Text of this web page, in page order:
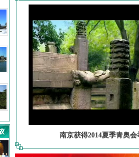
南京获得2014夏季青奥会